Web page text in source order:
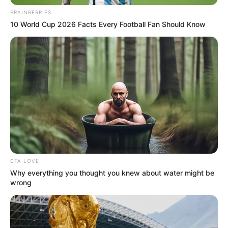
En esa misma línea, se mencionó que con los datos
actuales 3.4 millones de personas se encuentran
desocupadas, mientras de que en el mismo mes el año
BRAINBERRIES
10 World Cup 2026 Facts Every Football Fan Should Know
CTA LOVE
Why everything you thought you knew about water might be
wrong